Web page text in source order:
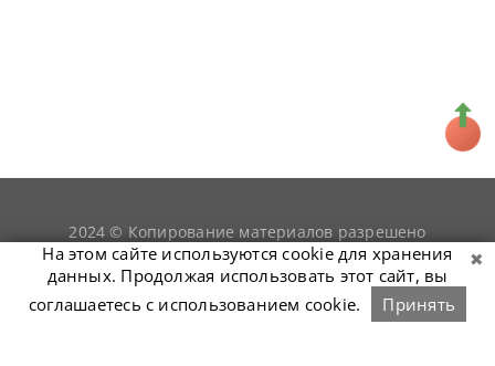
2024 © Копирование материалов разрешено
только при условии гиперссылки наsnookerist.ru
На этом сайте используются cookie для хранения
данных. Продолжая использовать этот сайт, вы
соглашаетесь с использованием cookie.
Принять